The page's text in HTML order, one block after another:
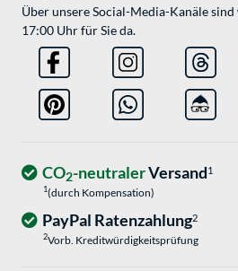
Über unsere Social-Media-Kanäle
17:00 Uhr für Sie da.
CO2-neutralerVersand1
1(durch Kompensation)
PayPal Ratenzahlung2
2Vorb. Kreditwürdigkeitsprüfung